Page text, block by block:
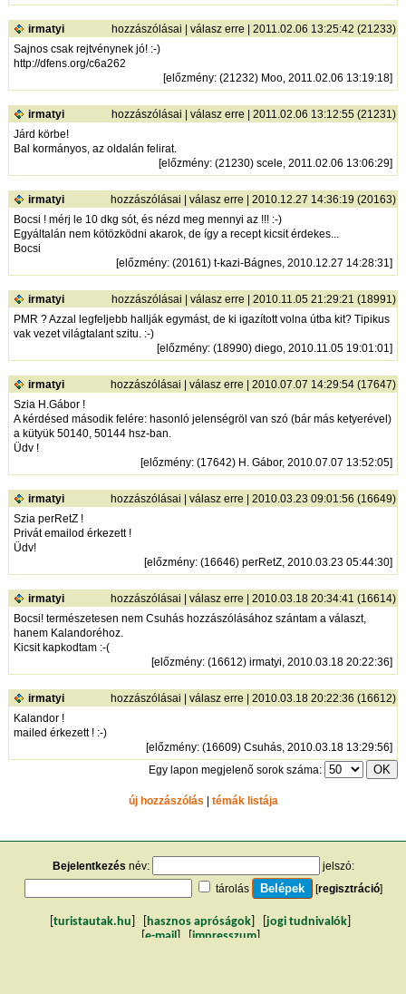
irmatyi hozzászólásai |válasz erre | 2011.02.06 13:25:42 (21233)
Sajnos csak rejtvénynek jó! :-)
http://dfens.org/c6a262
[előzmény: (21232) Moo, 2011.02.06 13:19:18]
irmatyi hozzászólásai |válasz erre | 2011.02.06 13:12:55 (21231)
Járd körbe!
Bal kormányos, az oldalán felirat.
[előzmény: (21230) scele, 2011.02.06 13:06:29]
irmatyi hozzászólásai |válasz erre | 2010.12.27 14:36:19 (20163)
Bocsi ! mérj le 10 dkg sót, és nézd meg mennyi az !!! :-)
Egyáltalán nem kötözködni akarok, de így a recept kicsit érdekes...
Bocsi
[előzmény: (20161) t-kazi-Bágnes, 2010.12.27 14:28:31]
irmatyi hozzászólásai |válasz erre | 2010.11.05 21:29:21 (18991)
PMR ? Azzal legfeljebb hallják egymást, de ki igazított volna útba kit? Tipikus
vak vezet világtalant szitu. :-)
[előzmény: (18990) diego, 2010.11.05 19:01:01]
irmatyi hozzászólásai |válasz erre | 2010.07.07 14:29:54 (17647)
Szia H.Gábor !
A kérdésed második felére: hasonló jelenségröl van szó (bár más ketyerével)
a kütyük 50140, 50144 hsz-ban.
Üdv !
[előzmény: (17642) H. Gábor, 2010.07.07 13:52:05]
irmatyi hozzászólásai |válasz erre | 2010.03.23 09:01:56 (16649)
Szia perRetZ !
Privát emailod érkezett !
Üdv!
[előzmény: (16646) perRetZ, 2010.03.23 05:44:30]
irmatyi hozzászólásai |válasz erre | 2010.03.18 20:34:41 (16614)
Bocsi! természetesen nem Csuhás hozzászólásához szántam a választ,
hanem Kalandoréhoz.
Kicsit kapkodtam :-(
[előzmény: (16612) irmatyi, 2010.03.18 20:22:36]
irmatyi hozzászólásai |válasz erre | 2010.03.18 20:22:36 (16612)
Kalandor !
mailed érkezett ! :-)
[előzmény: (16609) Csuhás, 2010.03.18 13:29:56]
Egy lapon megjelenő sorok száma:
új hozzászólás | témák listája
Bejelentkezés név:
jelszó:
tárolás
[regisztráció]
turistautak.hu hasznos apróságok jogi tudnivalók
[e-mail] [impresszum]